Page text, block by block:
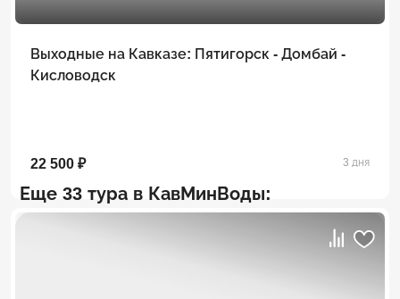
Выходные на Кавказе: Пятигорск - Домбай -
Кисловодск
22 500 ₽ 3 дня
Еще 33 тура в КавМинВоды: